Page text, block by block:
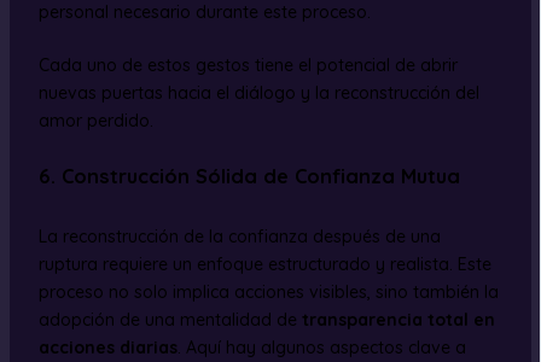
personal necesario durante este proceso.
Cada uno de estos gestos tiene el potencial de abrir
nuevas puertas hacia el diálogo y la reconstrucción del
amor perdido.
6. Construcción Sólida de Confianza Mutua
La reconstrucción de la confianza después de una
ruptura requiere un enfoque estructurado y realista. Este
proceso no solo implica acciones visibles, sino también la
adopción de una mentalidad de transparencia total en
acciones diarias. Aquí hay algunos aspectos clave a